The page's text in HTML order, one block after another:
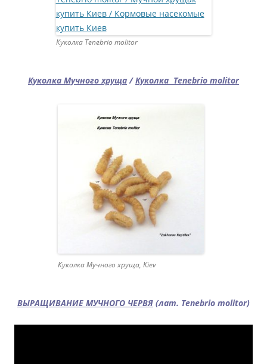
Куколка Tenebrio molitor
Куколка Мучного хруща /Куколка Tenebrio molitor
Куколка Мучного хруща, Kiev
ВЫРАЩИВАНИЕ МУЧНОГО ЧЕРВЯ (лат. Tenebrio molitor)